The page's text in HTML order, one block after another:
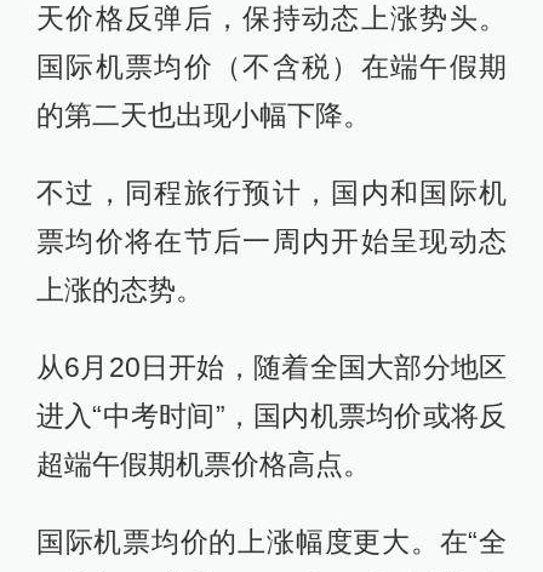
天价格反弹后，保持动态上涨势头。
国际机票均价（不含税）在端午假期
的第二天也出现小幅下降。
不过，同程旅行预计，国内和国际机
票均价将在节后一周内开始呈现动态
上涨的态势。
从6月20日开始，随着全国大部分地区
进入“中考时间”，国内机票均价或将反
超端午假期机票价格高点。
国际机票均价的上涨幅度更大。在“全